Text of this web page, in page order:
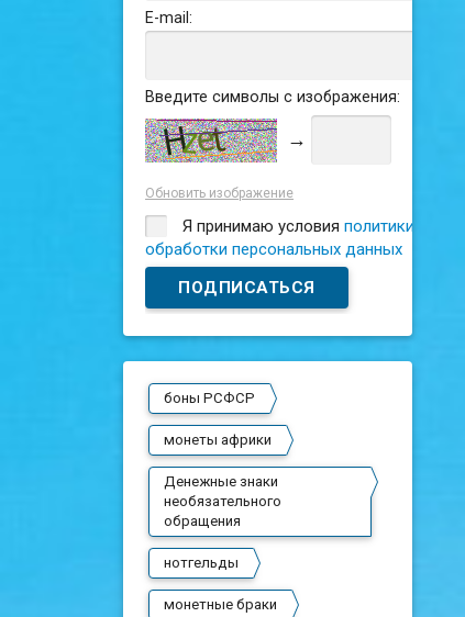
E-mail:
Введите символы с изображения:
→
Обновить изображение
Я принимаю условияполитики
обработки персональных данных
боны РСФСР
монеты африки
Денежные знаки
необязательного
обращения
нотгельды
монетные браки